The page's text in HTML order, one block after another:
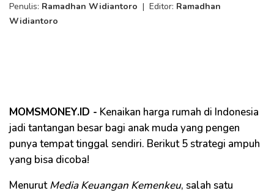
Penulis: Ramadhan Widiantoro | Editor: Ramadhan
Widiantoro
MOMSMONEY.ID - Kenaikan harga rumah di Indonesia
jadi tantangan besar bagi anak muda yang pengen
punya tempat tinggal sendiri. Berikut 5 strategi ampuh
yang bisa dicoba!
MenurutMedia Keuangan Kemenkeu, salah satu